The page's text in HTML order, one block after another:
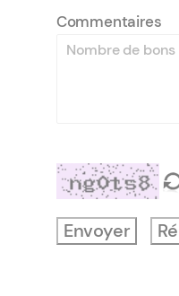
Commentaires
Envoyer